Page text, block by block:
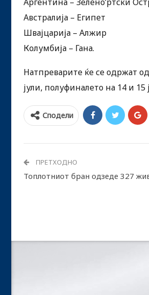
Австралија – Египет
Швајцарија – Алжир
Колумбија – Гана.
Натпреварите ќе се одржат
јули, полуфиналето на 14 и 15
Сподели
ПРЕТХОДНО
Топлoтниот бран одзеде 327